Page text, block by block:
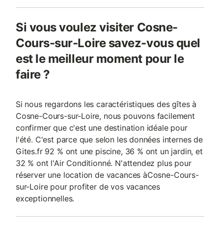
Si vous voulez visiter Cosne-
Cours-sur-Loire savez-vous quel
est le meilleur moment pour le
faire ?
Si nous regardons les caractéristiques des gîtes à
Cosne-Cours-sur-Loire, nous pouvons facilement
confirmer que c'est une destination idéale pour
l'été. C'est parce que selon les données internes de
Gites.fr 92 % ont une piscine, 36 % ont un jardin, et
32 % ont l'Air Conditionné. N'attendez plus pour
réserver une location de vacances àCosne-Cours-
sur-Loire pour profiter de vos vacances
exceptionnelles.